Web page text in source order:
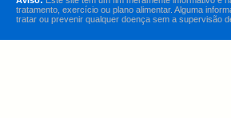
tratamento, exercício ou plano alimentar. Alguma
tratar ou prevenir qualquer doença sem a supervisão